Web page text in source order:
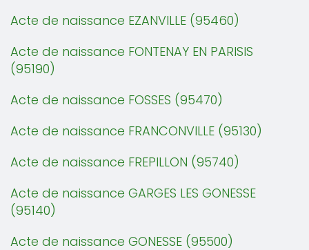
Acte de naissance EZANVILLE (95460)
Acte de naissance FONTENAY EN PARISIS
(95190)
Acte de naissance FOSSES (95470)
Acte de naissance FRANCONVILLE (95130)
Acte de naissance FREPILLON (95740)
Acte de naissance GARGES LES GONESSE
(95140)
Acte de naissance GONESSE (95500)